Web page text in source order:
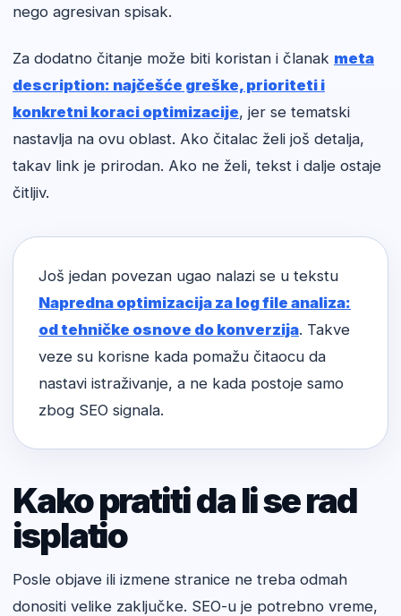
nego agresivan spisak.
Za dodatno čitanje može biti koristan i članak meta
description: najčešće greške, prioriteti i
konkretni koraci optimizacije, jer se tematski
nastavlja na ovu oblast. Ako čitalac želi još detalja,
takav link je prirodan. Ako ne želi, tekst i dalje ostaje
čitljiv.
Još jedan povezan ugao nalazi se u tekstu
Napredna optimizacija za log file analiza:
od tehničke osnove do konverzija. Takve
veze su korisne kada pomažu čitaocu da
nastavi istraživanje, a ne kada postoje samo
zbog SEO signala.
Kako pratiti da li se rad
isplatio
Posle objave ili izmene stranice ne treba odmah
donositi velike zaključke. SEO-u je potrebno vreme,